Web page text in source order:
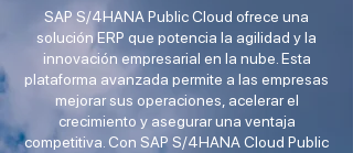
SAP S/4HANA Public Cloud ofrece una
solución ERP que potencia la agilidad y la
innovación empresarial en la nube. Esta
plataforma avanzada permite a las empresas
mejorar sus operaciones, acelerar el
crecimiento y asegurar una ventaja
competitiva. Con SAP S/4HANA Cloud Public